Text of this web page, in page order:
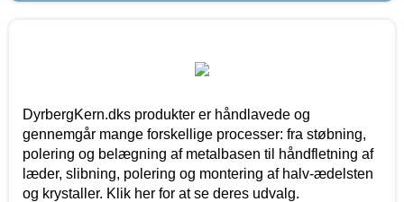
DyrbergKern.dks produkter er håndlavede og
gennemgår mange forskellige processer: fra støbning,
polering og belægning af metalbasen til håndfletning af
læder, slibning, polering og montering af halv-ædelsten
og krystaller. Klik her for at se deres udvalg.